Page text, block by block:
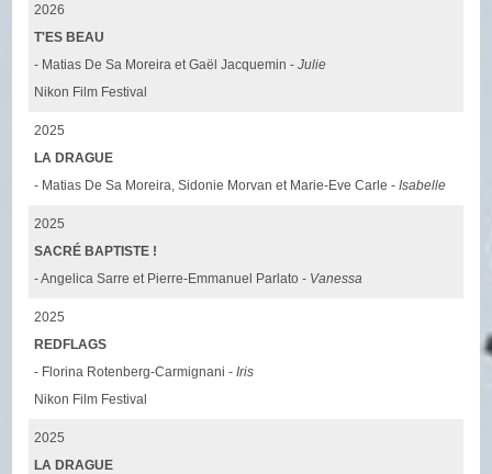
2026
T'ES BEAU
- Matias De Sa Moreira et Gaël Jacquemin -Julie
Nikon Film Festival
2025
LA DRAGUE
- Matias De Sa Moreira, Sidonie Morvan et Marie-Eve Carle -Isabelle
2025
SACRÉ BAPTISTE !
- Angelica Sarre et Pierre-Emmanuel Parlato - Vanessa
2025
REDFLAGS
- Florina Rotenberg-Carmignani -Iris
Nikon Film Festival
2025
LA DRAGUE